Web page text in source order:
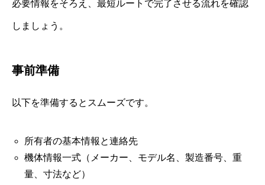
必要情報をそろえ、最短ルートで完了させる流れを確認
しましょう。
事前準備
以下を準備するとスムーズです。
所有者の基本情報と連絡先
機体情報一式（メーカー、モデル名、製造番号、重
量、寸法など）